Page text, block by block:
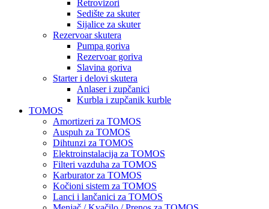
Retrovizori
Sedište za skuter
Sijalice za skuter
Rezervoar skutera
Pumpa goriva
Rezervoar goriva
Slavina goriva
Starter i delovi skutera
Anlaser i zupčanici
Kurbla i zupčanik kurble
TOMOS
Amortizeri za TOMOS
Auspuh za TOMOS
Dihtunzi za TOMOS
Elektroinstalacija za TOMOS
Filteri vazduha za TOMOS
Karburator za TOMOS
Kočioni sistem za TOMOS
Lanci i lančanici za TOMOS